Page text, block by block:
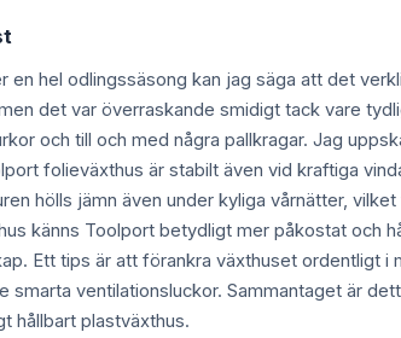
hel odlingssäsong kan jag säga att det
det var överraskande smidigt tack vare
och till och med några pallkragar. Jag
folieväxthus är stabilt även vid kraftiga
hölls jämn även under kyliga vårnätter,
känns Toolport betydligt mer påkostat och
Ett tips är att förankra växthuset ordentligt i
ventilationsluckor. Sammantaget är
hållbart plastväxthus.